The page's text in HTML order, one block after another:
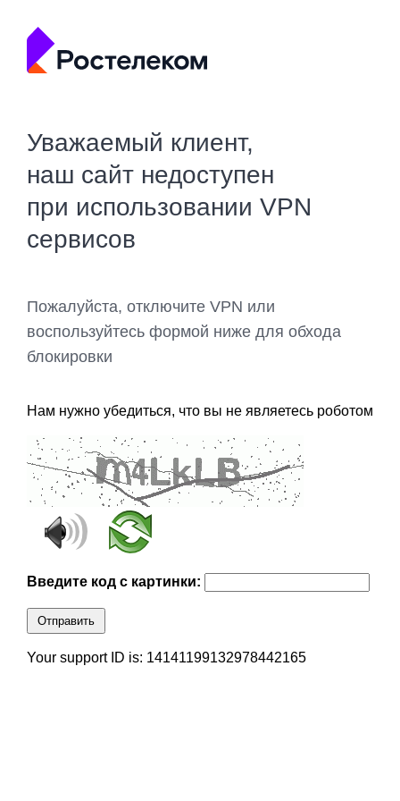
Уважаемый клиент,
наш сайт недоступен
при использовании VPN
сервисов
Пожалуйста, отключите VPN или
воспользуйтесь формой ниже для обхода
блокировки
Нам нужно убедиться, что вы не являетесь роботом
Введите код с картинки:
Отправить
Your support ID is: 14141199132978442165